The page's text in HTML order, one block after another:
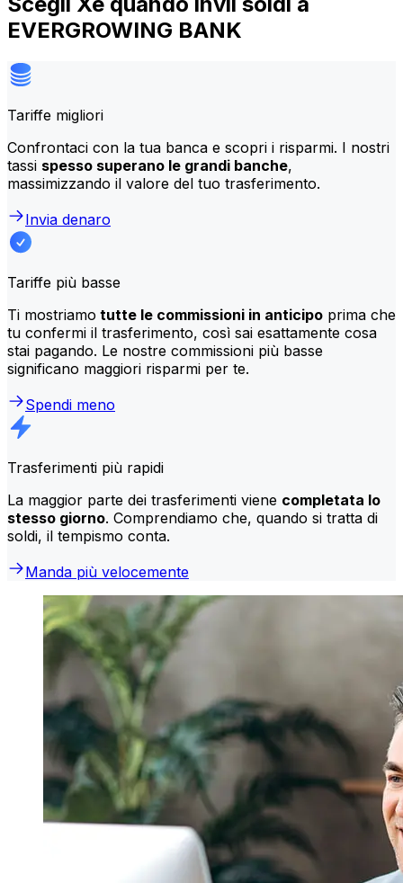
EVERGROWING BANK
Tariffe migliori
Confrontaci con la tua banca e scopri i risparmi. I nostri
tassi spesso superano le grandi banche,
massimizzando il valore del tuo trasferimento.
Invia denaro
Tariffe più basse
Ti mostriamo tutte le commissioni in anticipo prima che
tu confermi il trasferimento, così sai esattamente cosa
stai pagando. Le nostre commissioni più basse
significano maggiori risparmi per te.
Spendi meno
Trasferimenti più rapidi
La maggior parte dei trasferimenti viene completata lo
stesso giorno. Comprendiamo che, quando si tratta di
soldi, il tempismo conta.
Manda più velocemente